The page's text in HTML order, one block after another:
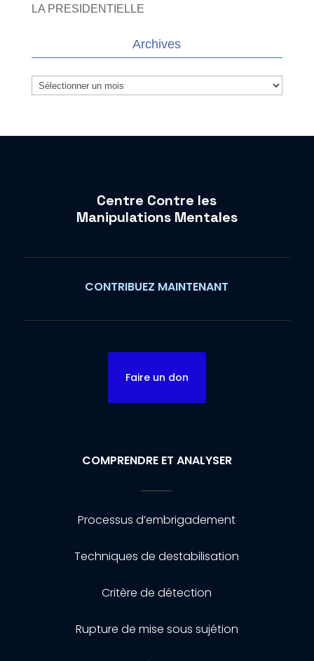
LA PRESIDENTIELLE
Archives
Archives
Centre Contre les
Manipulations Mentales
CONTRIBUEZ MAINTENANT
Faire un don
COMPRENDRE ET ANALYSER
Processus d’embrigadement
Techniques de destabilisation
Critère de détection
Rupture de mise sous sujétion